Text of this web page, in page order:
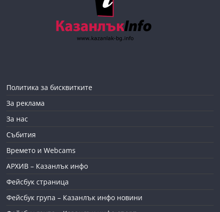
Политика за бисквитките
За реклама
За нас
Събития
Времето и Webcams
АРХИВ – Казанлък инфо
Фейсбук страница
Фейсбук група – Казанлък инфо новини